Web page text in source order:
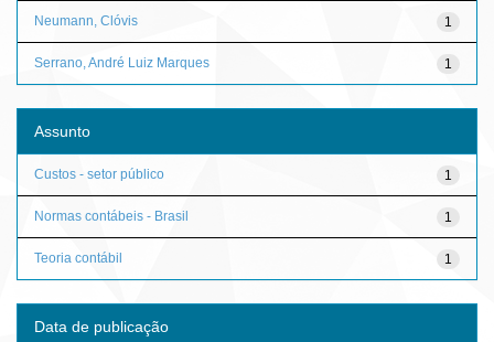
1
Neumann, Clóvis
1
Serrano, André Luiz Marques
Assunto
1
Custos - setor público
1
Normas contábeis - Brasil
1
Teoria contábil
Data de publicação